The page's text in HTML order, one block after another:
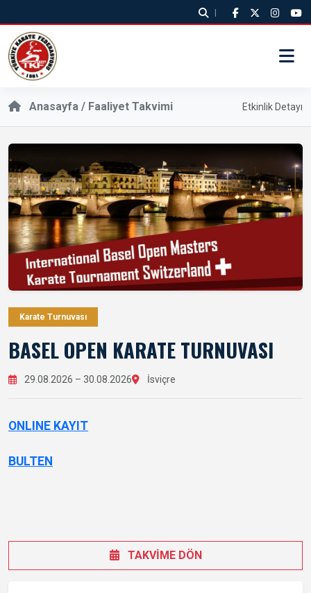
|
Anasayfa / Faaliyet Takvimi Etkinlik Detayı
Karate Turnuvası
BASEL OPEN KARATE TURNUVASI
29.08.2026 – 30.08.2026 İsviçre
ONLINE KAYIT
BULTEN
TAKVİME DÖN